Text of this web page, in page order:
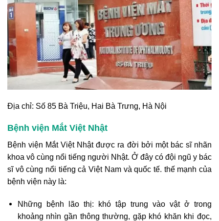
Địa chỉ: Số 85 Bà Triệu, Hai Bà Trưng, Hà Nội
Bệnh viện Mắt Việt Nhật
Bệnh viện Mắt Việt Nhật được ra đời bởi một bác sĩ nhãn
khoa vô cùng nổi tiếng người Nhật. Ở đây có đội ngũ y bác
sĩ vô cùng nổi tiếng cả Việt Nam và quốc tế. thế mạnh của
bệnh viện này là:
Những bệnh lão thị: khó tập trung vào vật ở trong
khoảng nhìn gần thông thường, gặp khó khăn khi đọc,